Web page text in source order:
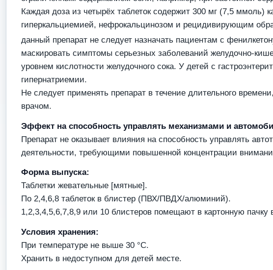
Каждая доза из четырёх таблеток содержит 300 мг (7,5 ммоль)
гиперкальциемией, нефрокальцинозом и рецидивирующим
данный препарат не следует назначать пациентам с
маскировать симптомы серьезных заболеваний желудочно-
уровнем кислотности желудочного сока. У детей с
гипернатриемии.
Не следует применять препарат в течение длительного
врачом.
Эффект на способность управлять механизмами и
Препарат не оказывает влияния на способность управлять
деятельности, требующими повышенной концентрации
Форма выпуска:
Таблетки жевательные [мятные].
По 2,4,6,8 таблеток в блистер (ПВХ/ПВДХ/алюминий).
1,2,3,4,5,6,7,8,9 или 10 блистеров помещают в картонную
Условия хранения:
При температуре не выше 30 °С.
Хранить в недоступном для детей месте.